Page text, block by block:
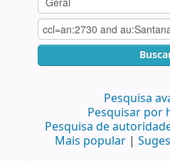
Pesquisa
Pesquisar por
Pesquisa de
Mais popular